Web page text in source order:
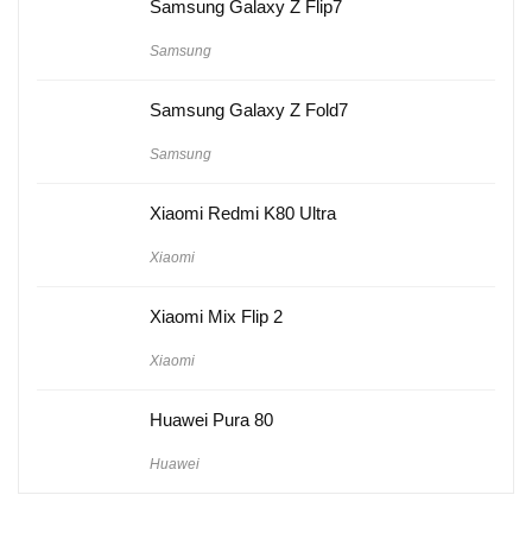
Samsung Galaxy Z Flip7
Samsung
Samsung Galaxy Z Fold7
Samsung
Xiaomi Redmi K80 Ultra
Xiaomi
Xiaomi Mix Flip 2
Xiaomi
Huawei Pura 80
Huawei